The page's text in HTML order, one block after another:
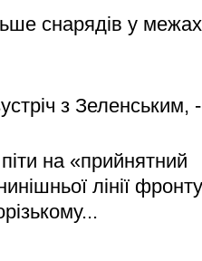
снарядів у межах
з Зеленським,
на «прийнятний
лінії